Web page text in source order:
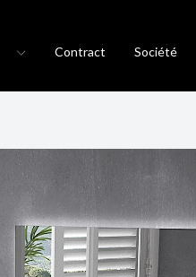
Contract Société